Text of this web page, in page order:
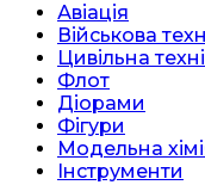
Авіація
Військова
Цивільна
Флот
Діорами
Фігури
Модельна
Інструменти